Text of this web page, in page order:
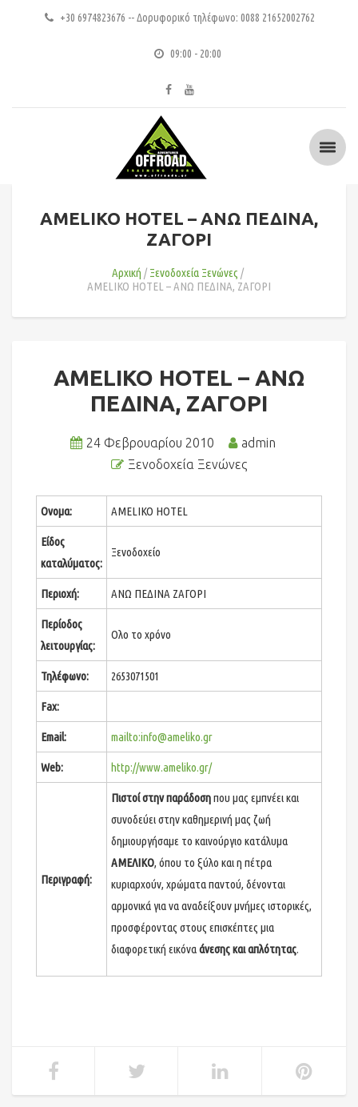
+30 6974823676 -- Δορυφορικό τηλέφωνο: 0088 21652002762
09:00 - 20:00
AMELIKO HOTEL – ΑΝΩ ΠΕΔΙΝΑ,
ΖΑΓΟΡΙ
Αρχική
Ξενοδοχεία Ξενώνες
AMELIKO HOTEL – ΑΝΩ ΠΕΔΙΝΑ, ΖΑΓΟΡΙ
AMELIKO HOTEL – ΑΝΩ
ΠΕΔΙΝΑ, ΖΑΓΟΡΙ
24 Φεβρουαρίου 2010
admin
Ξενοδοχεία Ξενώνες
Ονομα: AMELIKO HOTEL
Είδος
καταλύματος:
Ξενοδοχείο
Περιοχή: ΑΝΩ ΠΕΔΙΝΑ ΖΑΓΟΡΙ
Περίοδος
λειτουργίας:
Ολο το χρόνο
Τηλέφωνο: 2653071501
Fax:
Email: mailto:info@ameliko.gr
Web: http://www.ameliko.gr/
Περιγραφή:
Πιστοί στην παράδοσηπου μας εμπνέει και
συνοδεύει στην καθημερινή μας ζωή
δημιουργήσαμε το καινούργιο κατάλυμα
ΑΜΕΛΙΚΟ, όπου το ξύλο και η πέτρα
κυριαρχούν, χρώματα παντού, δένονται
αρμονικά για να αναδείξουν μνήμες ιστορικές,
προσφέροντας στους επισκέπτες μια
διαφορετική εικόναάνεσης και απλότητας.